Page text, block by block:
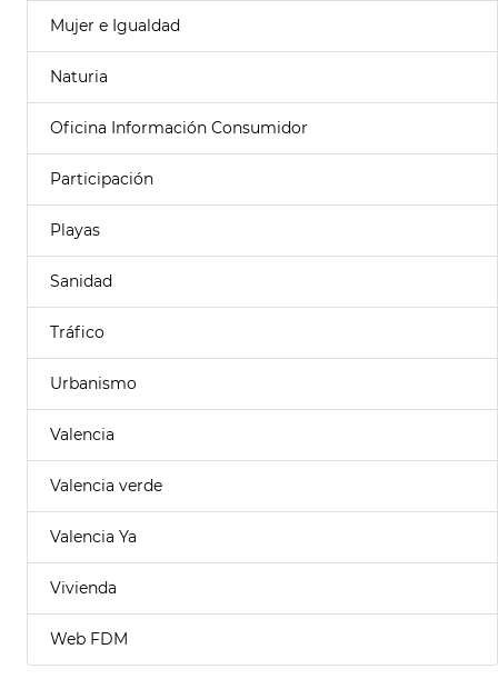
Mujer e Igualdad
Naturia
Oficina Información Consumidor
Participación
Playas
Sanidad
Tráfico
Urbanismo
Valencia
Valencia verde
Valencia Ya
Vivienda
Web FDM